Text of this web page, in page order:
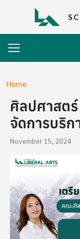
Breadcrumb
Home
ศิลปศาสตร์
จัดการบริก
November 15, 2024
Image